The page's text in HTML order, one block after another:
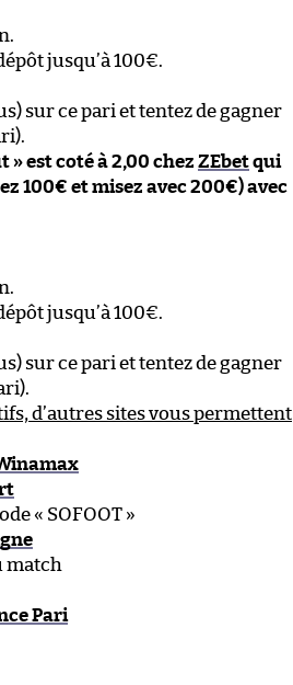
jusqu’à 100€.
sur ce pari et tentez de gagner
» est coté à 2,00 chez ZEbetqui
100€ et misez avec 200€) avec
jusqu’à 100€.
sur ce pari et tentez de gagner
d’autres sites vous permettent
« SOFOOT »
match
Pari